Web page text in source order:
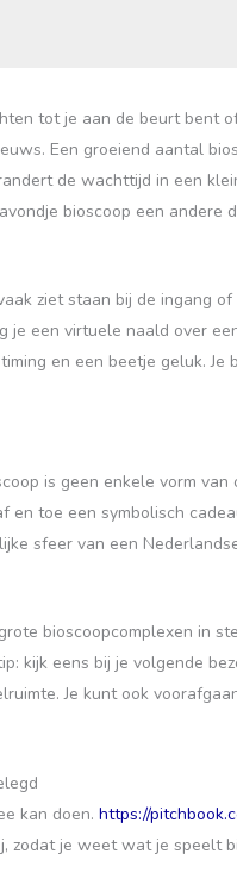
tot je aan de beurt bent
Een groeiend aantal
de wachttijd in een
bioscoop een andere
ziet staan bij de ingang
een virtuele naald over
en een beetje geluk.
is geen enkele vorm
en toe een symbolisch
sfeer van een
bioscoopcomplexen in
kijk eens bij je volgende
Je kunt ook
kan doen. https://
je weet wat je speelt